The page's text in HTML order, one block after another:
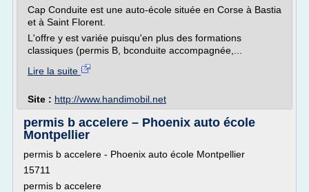
Cap Conduite est une auto-école située en Corse à Bastia
et à Saint Florent.
L'offre y est variée puisqu'en plus des formations
classiques (permis B, bconduite accompagnée,...
Lire la suite
Site : http://www.handimobil.net
permis b accelere – Phoenix auto école
Montpellier
permis b accelere - Phoenix auto école Montpellier
15711
permis b accelere